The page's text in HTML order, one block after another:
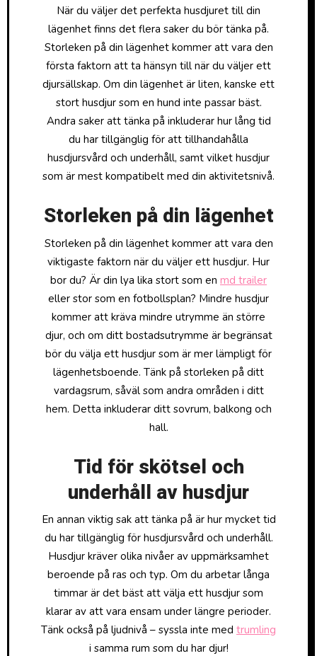
När du väljer det perfekta husdjuret till din
lägenhet finns det flera saker du bör tänka på.
Storleken på din lägenhet kommer att vara den
första faktorn att ta hänsyn till när du väljer ett
djursällskap. Om din lägenhet är liten, kanske ett
stort husdjur som en hund inte passar bäst.
Andra saker att tänka på inkluderar hur lång tid
du har tillgänglig för att tillhandahålla
husdjursvård och underhåll, samt vilket husdjur
som är mest kompatibelt med din aktivitetsnivå.
Storleken på din lägenhet
Storleken på din lägenhet kommer att vara den
viktigaste faktorn när du väljer ett husdjur. Hur
bor du? Är din lya lika stort som en md trailer
eller stor som en fotbollsplan? Mindre husdjur
kommer att kräva mindre utrymme än större
djur, och om ditt bostadsutrymme är begränsat
bör du välja ett husdjur som är mer lämpligt för
lägenhetsboende. Tänk på storleken på ditt
vardagsrum, såväl som andra områden i ditt
hem. Detta inkluderar ditt sovrum, balkong och
hall.
Tid för skötsel och
underhåll av husdjur
En annan viktig sak att tänka på är hur mycket tid
du har tillgänglig för husdjursvård och underhåll.
Husdjur kräver olika nivåer av uppmärksamhet
beroende på ras och typ. Om du arbetar långa
timmar är det bäst att välja ett husdjur som
klarar av att vara ensam under längre perioder.
Tänk också på ljudnivå – syssla inte med trumling
i samma rum som du har djur!